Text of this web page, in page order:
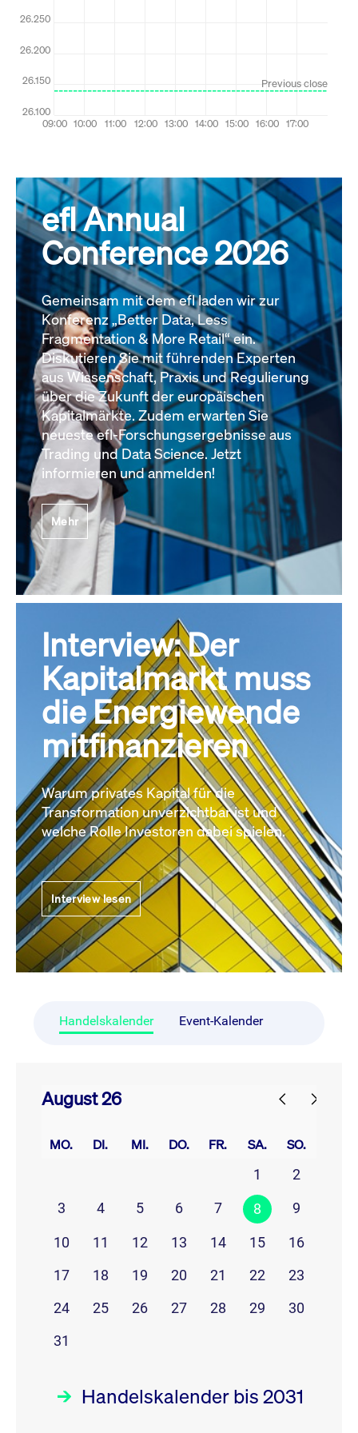
efl Annual
Conference 2026
Gemeinsam mit dem efl laden wir zur
Konferenz „Better Data, Less
Fragmentation & More Retail“ ein.
Diskutieren Sie mit führenden Experten
aus Wissenschaft, Praxis und Regulierung
über die Zukunft der europäischen
Kapitalmärkte. Zudem erwarten Sie
neueste efl-Forschungsergebnisse aus
Trading und Data Science. Jetzt
informieren und anmelden!
Mehr
Interview: Der
Kapitalmarkt muss
die Energiewende
mitfinanzieren
Warum privates Kapital für die
Transformation unverzichtbar ist und
welche Rolle Investoren dabei spielen.
Interview lesen
Handelskalender Event-Kalender
August 26
MO. DI. MI. DO. FR. SA. SO.
1
2
3
4 5 6 7 8 9
10 11 12 13 14 15
16
17
18 19 20 21 22
23
24
25 26 27 28 29
30
31
Handelskalender bis 2031